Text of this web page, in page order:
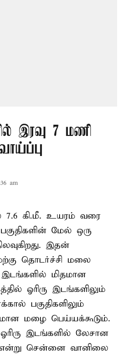
இரவு 7 மணி
am
7.6 கி.மீ. உயரம் வரை
மேல் ஒரு
இதன்
தொடர்ச்சி மலை
இடங்களில் மிதமான
ஓரிரு இடங்களிலும்
பகுதிகளிலும்
மழை பெய்யக்கூடும்.
இடங்களில் லேசான
சென்னை வானிலை